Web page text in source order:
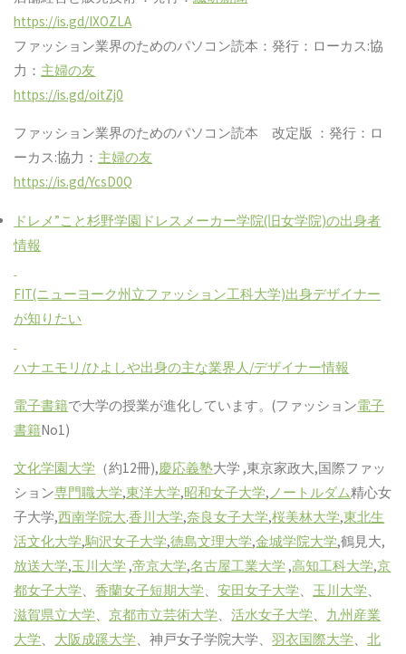
https://is.gd/IXOZLA
ファッション業界のためのパソコン読本：発行：ローカス:協
力： 主婦の友
https://is.gd/oitZj0
ファッション業界のためのパソコン読本 改定版 ：発行：ロ
ーカス:協力： 主婦の友
https://is.gd/YcsD0Q
ドレメ”こと杉野学園ドレスメーカー学院(旧女学院)の出身者
情報
FIT(ニューヨーク州立ファッション工科大学)出身デザイナー
が知りたい
ハナエモリ/ひよしや出身の主な業界人/デザイナー情報
電子書籍で大学の授業が進化しています。(ファッション電子
書籍No1)
文化学園大学 （約12冊),慶応義塾大学 ,東京家政大,国際ファッ
ション専門職大学,東洋大学,昭和女子大学, ノートルダム精心女
子大学,西南学院大.香川大学,奈良女子大学,桜美林大学,東北生
活文化大学,駒沢女子大学,徳島文理大学,金城学院大学,鶴見大,
放送大学,玉川大学 ,帝京大学,名古屋工業大学 ,高知工科大学,京
都女子大学、香蘭女子短期大学、安田女子大学、 玉川大学、
滋賀県立大学、京都市立芸術大学、活水女子大学、 九州産業
大学、 大阪成蹊大学、神戸女子学院大学、羽衣国際大学、北